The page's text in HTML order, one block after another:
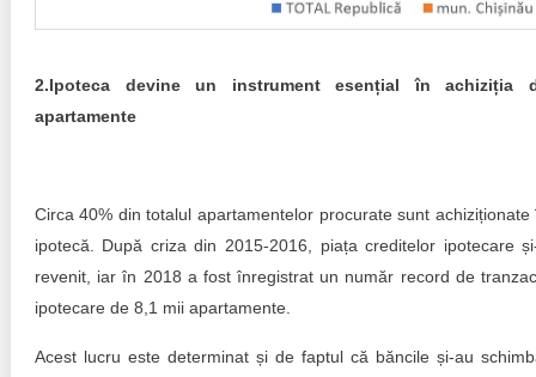
2.Ipoteca devine un instrument esențial în achiziția
apartamente
Circa 40% din totalul apartamentelor procurate sunt achiziționate
ipotecă. După criza din 2015-2016, piața creditelor ipotecare
revenit, iar în 2018 a fost înregistrat un număr record de
ipotecare de 8,1 mii apartamente.
Acest lucru este determinat și de faptul că băncile și-au